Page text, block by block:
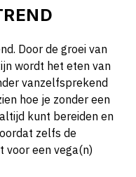
Door de groei van
wordt het eten van
vanzelfsprekend
hoe je zonder een
kunt bereiden en
zelfs de
een vega(n)